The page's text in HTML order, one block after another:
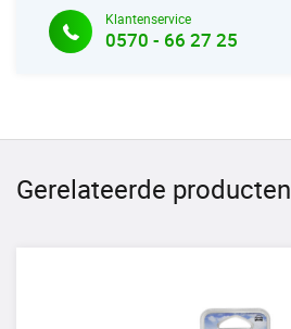
Klantenservice
0570 - 66 27 25
Gerelateerde producten